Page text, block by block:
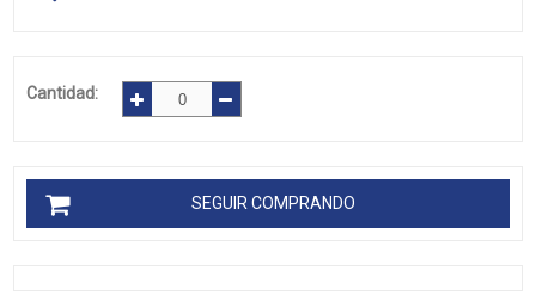
Cantidad:
SEGUIR COMPRANDO